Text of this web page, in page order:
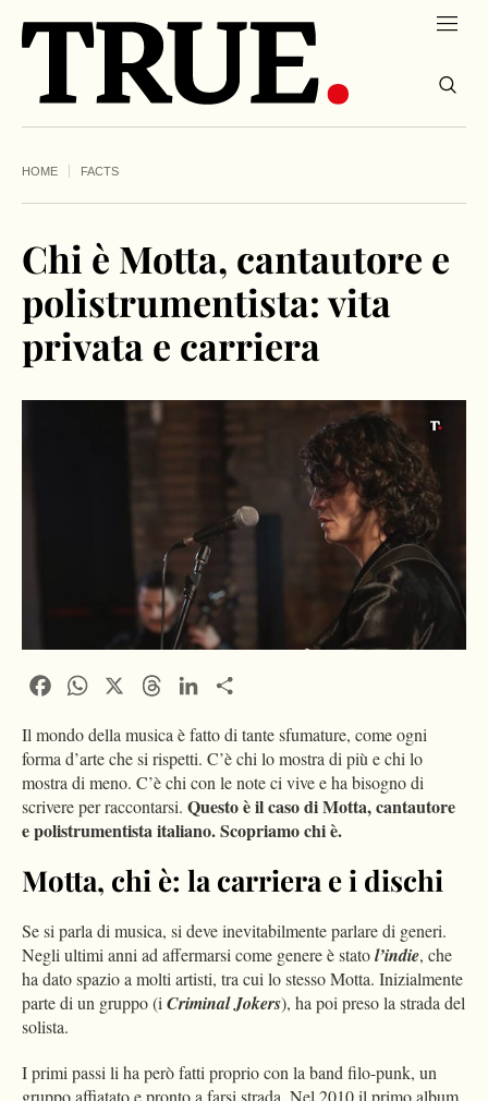
HOME FACTS
Chi è Motta, cantautore e
polistrumentista: vita
privata e carriera
FacebookWhatsApp ThreadsLinkedIn
Il mondo della musica è fatto di tante sfumature, come ogni
forma d’arte che si rispetti. C’è chi lo mostra di più e chi lo
mostra di meno. C’è chi con le note ci vive e ha bisogno di
scrivere per raccontarsi. Questo è il caso di Motta, cantautore
e polistrumentista italiano. Scopriamo chi è.
Motta, chi è: la carriera e i dischi
Se si parla di musica, si deve inevitabilmente parlare di generi.
Negli ultimi anni ad affermarsi come genere è statol’indie, che
ha dato spazio a molti artisti, tra cui lo stesso Motta. Inizialmente
parte di un gruppo (iCriminal Jokers), ha poi preso la strada del
solista.
I primi passi li ha però fatti proprio con la band filo-punk, un